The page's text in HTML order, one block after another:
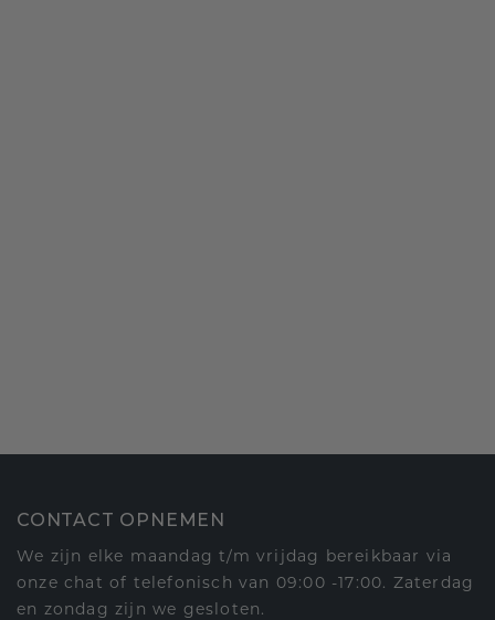
CONTACT OPNEMEN
We zijn elke maandag t/m vrijdag bereikbaar via
onze chat of telefonisch van 09:00 -17:00. Zaterdag
en zondag zijn we gesloten.